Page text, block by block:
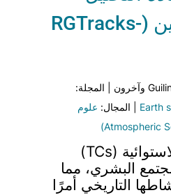
للقرن العشرين (RGTracks-
Earth | المجال: علوم
تشكل الأعاصير الاستوائية (TCs)
البشري، مما
التاريخي أمرًا